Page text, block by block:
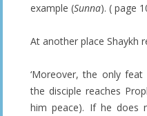
example (Sunna). ( page
At another place Shaykh
‘Moreover, the only
the disciple reaches
him peace). If he